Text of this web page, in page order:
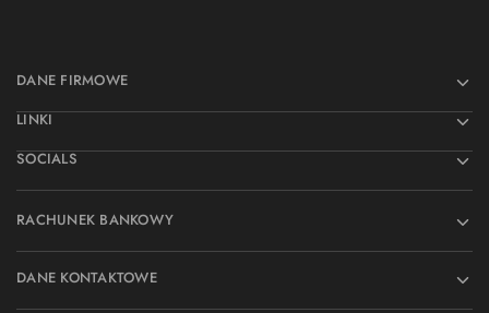
DANE FIRMOWE
LINKI
SOCIALS
RACHUNEK BANKOWY
DANE KONTAKTOWE